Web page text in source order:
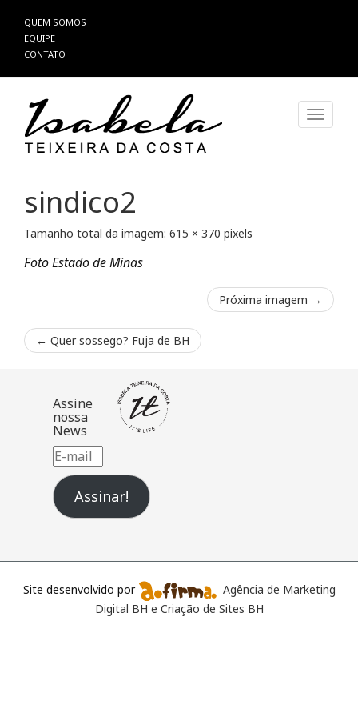
Pular
para
o
QUEM SOMOS
EQUIPE
CONTATO
sindico2
Tamanho total da imagem: 615 × 370 pixels
Foto Estado de Minas
Próxima imagem →
← Quer sossego? Fuja de BH
Assine
nossa
News
E-
mail
Assinar!
Site desenvolvido por
Agência de Marketing
Digital BH e Criação de Sites BH